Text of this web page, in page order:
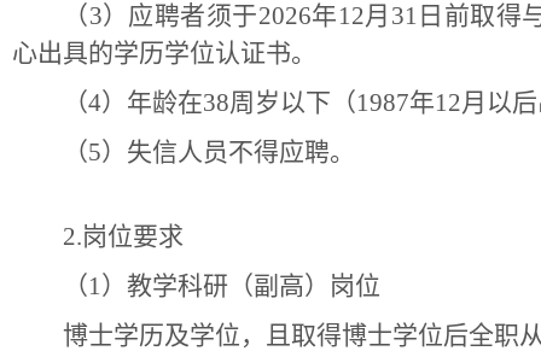
（3）应聘者须于2026年12月31日前取
心出具的学历学位认证书。
（4）年龄在38周岁以下（1987年12月以
（5）失信人员不得应聘。
2.岗位要求
（1）教学科研（副高）岗位
博士学历及学位，且取得博士学位后全职